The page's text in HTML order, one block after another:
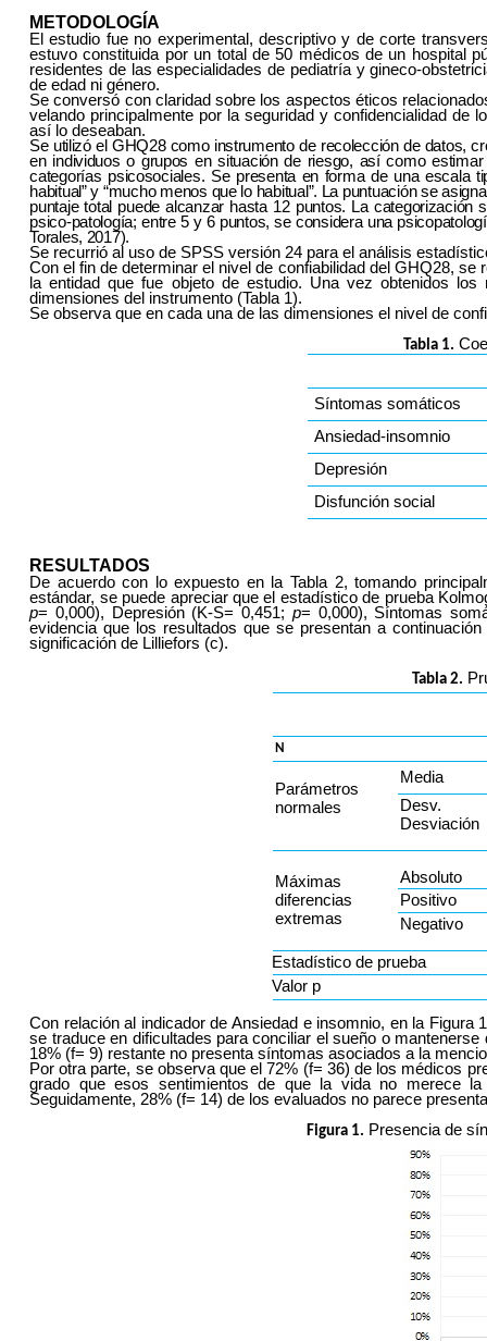
METODOLOGÍA
El estudio fue no experimental, descriptivo y de corte
estuvo constituida por un total de 50 médicos de un hospital
residentes de las especialidades de pediatría y gineco-
de edad ni género.
Se conversó con claridad sobre los aspectos éticos
velando principalmente por la seguridad y confidencialidad de
así lo deseaban.
Se utilizó el GHQ28 como instrumento de recolección de datos,
en individuos o grupos en situación de riesgo, así como
categorías psicosociales. Se presenta en forma de una escala
habitual” y “mucho menos que lo habitual”. La puntuación se
puntaje total puede alcanzar hasta 12 puntos. La
psico-patología; entre 5 y 6 puntos, se considera una
Torales, 2017).
Se recurrió al uso de SPSS versión 24 para el análisis
Con el fin de determinar el nivel de confiabilidad del GHQ28,
la entidad que fue objeto de estudio. Una vez obtenidos
dimensiones del instrumento (Tabla 1).
Se observa que en cada una de las dimensiones el nivel de
Tabla 1.
Síntomas somáticos
Ansiedad-insomnio
Depresión
Disfunción social
RESULTADOS
De acuerdo con lo expuesto en la Tabla 2, tomando
estándar, se puede apreciar que el estadístico de prueba
p= 0,000), Depresión (K-S= 0,451; p= 0,000), Síntomas
evidencia que los resultados que se presentan a
significación de Lilliefors (c).
Tabla 2.
N
Parámetros
normales
Media
Desv.
Desviación
Máximas
diferencias
extremas
Absoluto
Positivo
Negativo
Estadístico de prueba
Valor p
Con relación al indicador de Ansiedad e insomnio, en la
se traduce en dificultades para conciliar el sueño o
18% (f= 9) restante no presenta síntomas asociados a la
Por otra parte, se observa que el 72% (f= 36) de los médicos
grado que esos sentimientos de que la vida no merece
Seguidamente, 28% (f= 14) de los evaluados no parece
Figura 1. Presencia de